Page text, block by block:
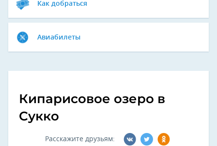
Как добраться
Авиабилеты
Кипарисовое озеро в
Сукко
Расскажите друзьям: